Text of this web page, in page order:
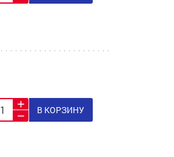
В КОРЗИНУ